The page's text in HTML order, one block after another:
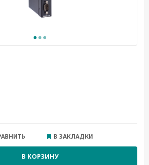
В ЗАКЛАДКИ
В КОРЗИНУ